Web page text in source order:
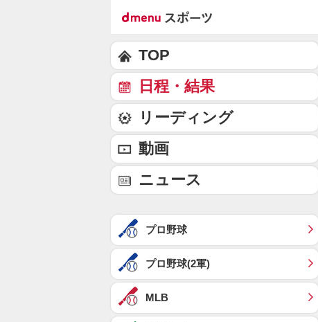
TOP
日程・結果
リーディング
動画
ニュース
プロ野球
プロ野球(2軍)
MLB